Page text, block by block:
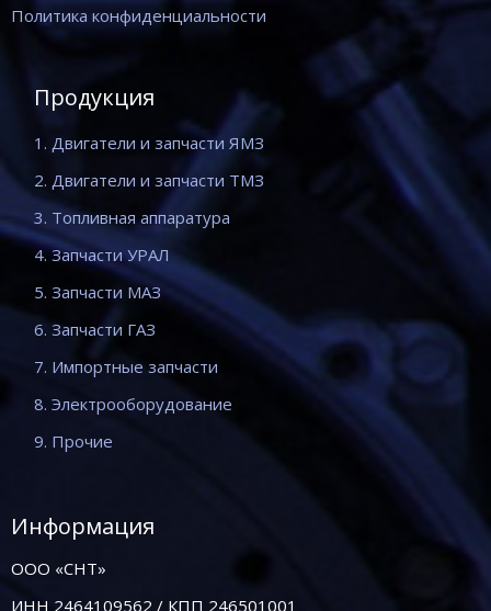
Политика конфиденциальности
Продукция
1. Двигатели и запчасти ЯМЗ
2. Двигатели и запчасти ТМЗ
3. Топливная аппаратура
4. Запчасти УРАЛ
5. Запчасти МАЗ
6. Запчасти ГАЗ
7. Импортные запчасти
8. Электрооборудование
9. Прочие
Информация
ООО «СНТ»
ИНН 2464109562 / КПП 246501001